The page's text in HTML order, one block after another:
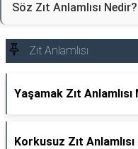
Söz Zıt Anlamlısı Nedir?
Zıt Anlamlısı
Yaşamak Zıt Anlamlısı
Korkusuz Zıt